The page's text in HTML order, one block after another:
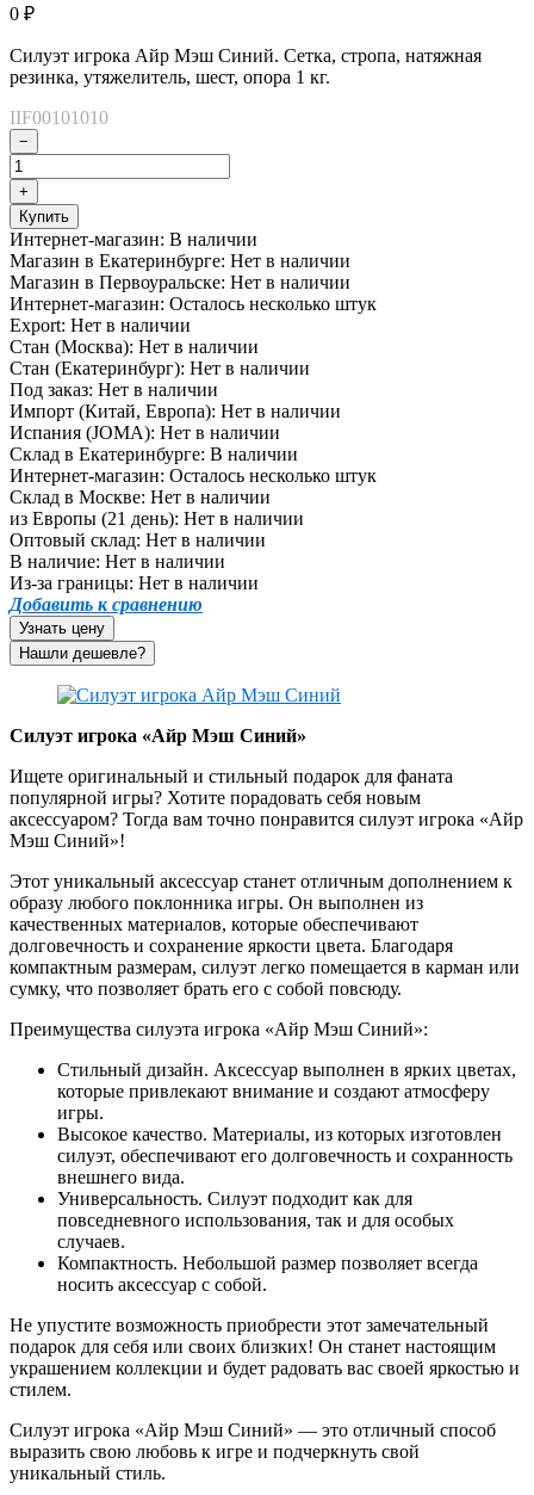
0 ₽
Силуэт игрока Айр Мэш Синий. Сетка, стропа, натяжная
резинка, утяжелитель, шест, опора 1 кг.
IIF00101010
−
+
Купить
Интернет-магазин: В наличии
Магазин в Екатеринбурге: Нет в наличии
Магазин в Первоуральске: Нет в наличии
Интернет-магазин: Осталось несколько штук
Export: Нет в наличии
Стан (Москва): Нет в наличии
Стан (Екатеринбург): Нет в наличии
Под заказ: Нет в наличии
Импорт (Китай, Европа): Нет в наличии
Испания (JOMA): Нет в наличии
Склад в Екатеринбурге: В наличии
Интернет-магазин: Осталось несколько штук
Склад в Москве: Нет в наличии
из Европы (21 день): Нет в наличии
Оптовый склад: Нет в наличии
В наличие: Нет в наличии
Из-за границы: Нет в наличии
Добавить к сравнению
Узнать цену
Силуэт игрока «Айр Мэш Синий»
Ищете оригинальный и стильный подарок для фаната
популярной игры? Хотите порадовать себя новым
аксессуаром? Тогда вам точно понравится силуэт игрока «Айр
Мэш Синий»!
Этот уникальный аксессуар станет отличным дополнением к
образу любого поклонника игры. Он выполнен из
качественных материалов, которые обеспечивают
долговечность и сохранение яркости цвета. Благодаря
компактным размерам, силуэт легко помещается в карман или
сумку, что позволяет брать его с собой повсюду.
Преимущества силуэта игрока «Айр Мэш Синий»:
Стильный дизайн. Аксессуар выполнен в ярких цветах,
которые привлекают внимание и создают атмосферу
игры.
Высокое качество. Материалы, из которых изготовлен
силуэт, обеспечивают его долговечность и сохранность
внешнего вида.
Универсальность. Силуэт подходит как для
повседневного использования, так и для особых
случаев.
Компактность. Небольшой размер позволяет всегда
носить аксессуар с собой.
Не упустите возможность приобрести этот замечательный
подарок для себя или своих близких! Он станет настоящим
украшением коллекции и будет радовать вас своей яркостью и
стилем.
Силуэт игрока «Айр Мэш Синий» — это отличный способ
выразить свою любовь к игре и подчеркнуть свой
уникальный стиль.